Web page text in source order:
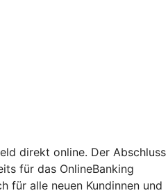
direkt online. Der Abschluss
für das OnlineBanking
für alle neuen Kundinnen und